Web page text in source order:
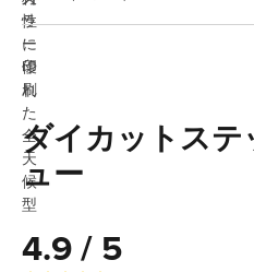
ダイカットステ
ュー
4.9 / 5